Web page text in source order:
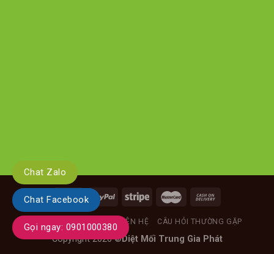
GIỚI THIỆU TIN TỨC LIÊN HỆ CÂU HỎI THƯỜNG GẶP
Copyright 2026 ©Diệt Mối Trung Gia Phát
Chat Zalo
Chat Facebook
Gọi ngay: 0901000380